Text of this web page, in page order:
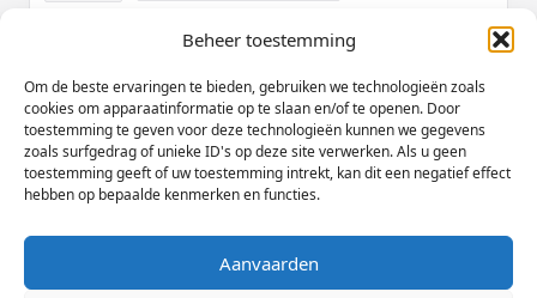
Beheer toestemming
Om de beste ervaringen te bieden, gebruiken we technologieën zoals
cookies om apparaatinformatie op te slaan en/of te openen. Door
toestemming te geven voor deze technologieën kunnen we gegevens
zoals surfgedrag of unieke ID's op deze site verwerken. Als u geen
toestemming geeft of uw toestemming intrekt, kan dit een negatief effect
hebben op bepaalde kenmerken en functies.
Aanvaarden
verslaving Voeding
Welzijn Werk
Zelfzorg